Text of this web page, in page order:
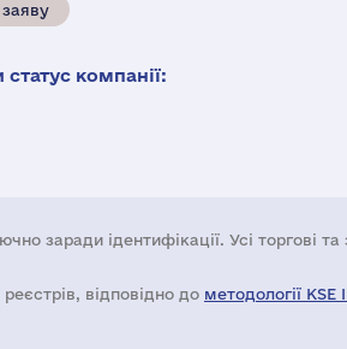
заяву
компанії:
заради ідентифікації. Усі торгові
відповідно до методології